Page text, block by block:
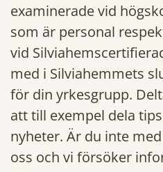
examinerade vid
som är personal
vid
med i Silviahemmets
för din yrkesgrupp.
att till exempel dela
nyheter. Är du inte
oss och vi försöker